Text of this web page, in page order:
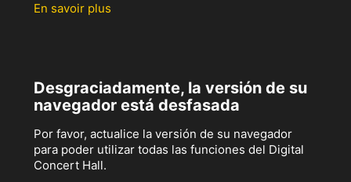
En savoir plus
Desgraciadamente, la versión de su
navegador está desfasada
Por favor, actualice la versión de su navegador
para poder utilizar todas las funciones del Digital
Concert Hall.